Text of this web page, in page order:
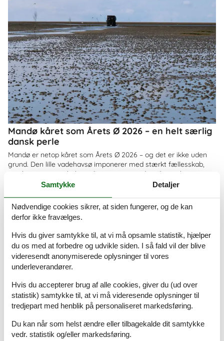
Mandø kåret som Årets Ø 2026 – en helt særlig
dansk perle
Mandø er netop kåret som Årets Ø 2026 – og det er ikke uden
grund. Den lille vadehavsø imponerer med stærkt fællesskab,
smuk natur og en helt særlig ro, som gør den til et oplagt
feriemål for både familier og par
OmDanmark
Samtykke Detaljer
Nødvendige cookies sikrer, at siden fungerer, og de kan
derfor ikke fravælges.
Hvis du giver samtykke til, at vi må opsamle statistik, hjælper
du os med at forbedre og udvikle siden. I så fald vil der blive
videresendt anonymiserede oplysninger til vores
underleverandører.
Hvis du accepterer brug af alle cookies, giver du (ud over
statistik) samtykke til, at vi må videresende oplysninger til
tredjepart med henblik på personaliseret markedsføring.
Du kan når som helst ændre eller tilbagekalde dit samtykke
vedr. statistik og/eller markedsføring.